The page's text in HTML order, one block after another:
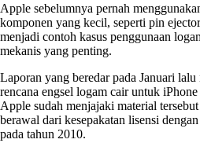
Apple sebelumnya pernah
komponen yang kecil, seperti pin
menjadi contoh kasus penggunaan
mekanis yang penting.
Laporan yang beredar pada Januari lalu
rencana engsel logam cair untuk
Apple sudah menjajaki material
berawal dari kesepakatan lisensi
pada tahun 2010.